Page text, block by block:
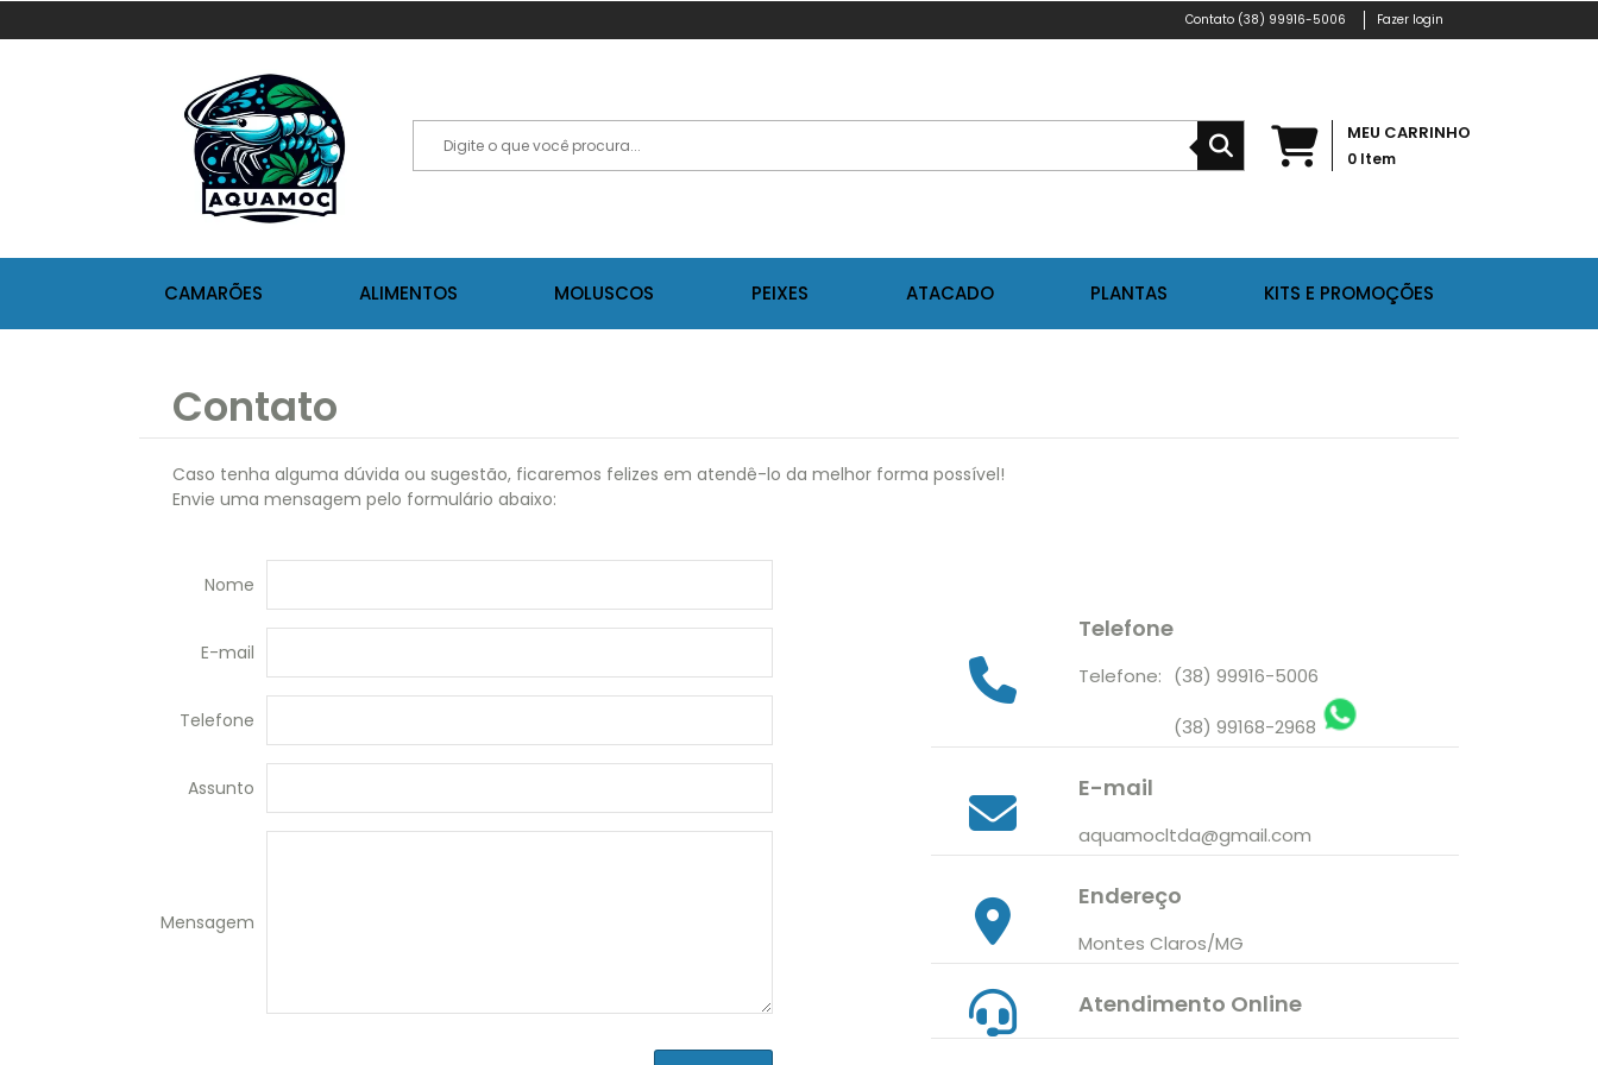
(38) 99916-5006 Fazer login
MEU CARRINHO
0 Item
CAMARÕES ALIMENTOS MOLUSCOS PEIXES ATACADO PLANTAS KITS E PROMOÇÕES
Contato
Caso tenha alguma dúvida ou sugestão, ficaremos felizes em atendê-lo da melhor forma possível!
Envie uma mensagem pelo formulário abaixo:
Nome
E-mail
Telefone
Assunto
Mensagem
Telefone
Telefone: (38) 99916-5006
(38) 99168-2968
E-mail
aquamocltda@gmail.com
Endereço
Montes Claros/MG
Atendimento Online